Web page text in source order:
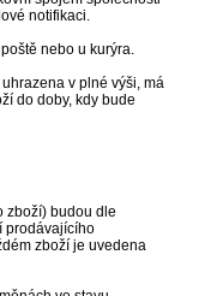
notifikaci.
nebo u kurýra.
v plné výši, má
do doby, kdy bude
zboží) budou dle
prodávajícího
zboží je uvedena